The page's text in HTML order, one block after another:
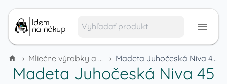
› Mliečne výrobky a vajcia › Madeta Juhočeská Niva 45 % syr
Madeta Juhočeská Niva 45